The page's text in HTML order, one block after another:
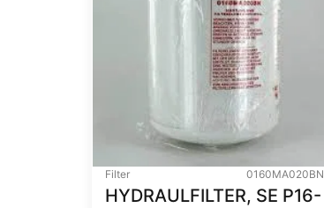
Filter 0160MA020BN
HYDRAULFILTER, SE P16-